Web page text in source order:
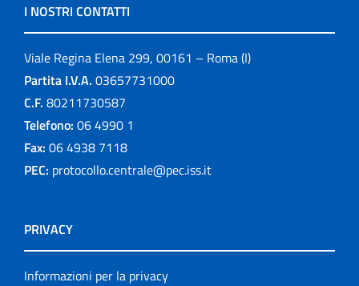
I NOSTRI CONTATTI
Viale Regina Elena 299, 00161 – Roma (I)
Partita I.V.A. 03657731000
C.F. 80211730587
Telefono: 06 4990 1
Fax: 06 4938 7118
PEC: protocollo.centrale@pec.iss.it
PRIVACY
Informazioni per la privacy